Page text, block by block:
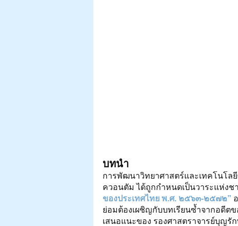
บทนำ
การพัฒนาวิทยาศาสตร์และเทคโนโลยี
ควอนตัม ได้ถูกกำหนดเป็นวาระแห่งช
ของประเทศไทย พ.ศ. ๒๕๖๓-๒๕๗๒”
ย่อมต้องเผชิญกับบทเรียนซ้ำจากอดีต
เสนอแนะของ รองศาสตราจารย์บุญรั